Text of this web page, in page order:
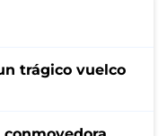
trágico vuelco